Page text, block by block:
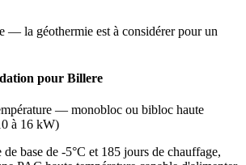
— la géothermie est à considérer pour un
pour Billere
— monobloc ou bibloc haute
à 16 kW)
base de -5°C et 185 jours de chauffage,